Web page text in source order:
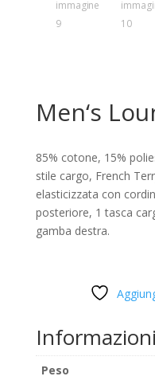
Men‘s
85% cotone, 15%
stile cargo, French
elasticizzata con
posteriore, 1 tasca
gamba destra.
Peso